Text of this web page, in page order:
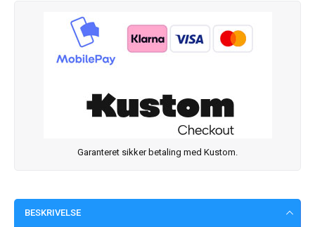
Garanteret sikker betaling med Kustom.
BESKRIVELSE